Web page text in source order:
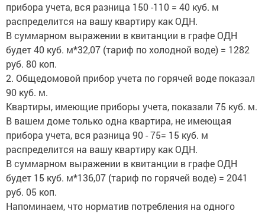
прибора учета, вся разница 150 -110 = 40 куб. м
распределится на вашу квартиру как ОДН.
В суммарном выражении в квитанции в графе ОДН
будет 40 куб. м*32,07 (тариф по холодной воде) = 1282
руб. 80 коп.
2. Общедомовой прибор учета по горячей воде показал
90 куб. м.
Квартиры, имеющие приборы учета, показали 75 куб. м.
В вашем доме только одна квартира, не имеющая
прибора учета, вся разница 90 - 75= 15 куб. м
распределится на вашу квартиру как ОДН.
В суммарном выражении в квитанции в графе ОДН
будет 15 куб. м*136,07 (тариф по горячей воде) = 2041
руб. 05 коп.
Напоминаем, что норматив потребления на одного